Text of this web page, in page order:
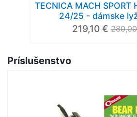
TECNICA MACH SPORT
24/25 - dámske
219,10 €
Príslušenstvo